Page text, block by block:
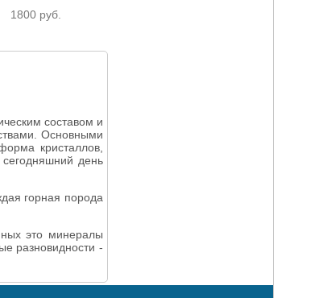
1800 руб.
составом и
Основными
кристаллов,
сегодняшний день
горная порода
это минералы
разновидности -